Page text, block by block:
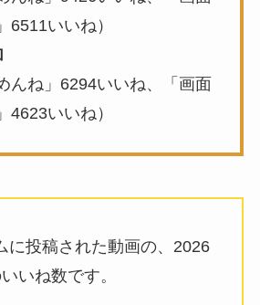
6511いいね）
んね」6294いいね、「画面
4623いいね）
に投稿された動画の、2026
いね数です。